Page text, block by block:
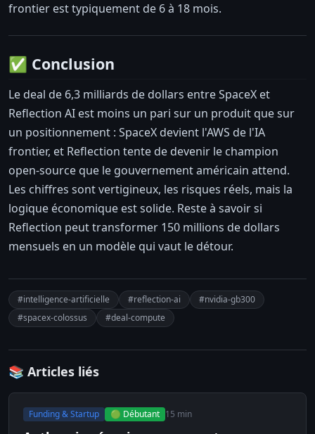
frontier est typiquement de 6 à 18 mois.
✅ Conclusion
Le deal de 6,3 milliards de dollars entre SpaceX et
Reflection AI est moins un pari sur un produit que sur
un positionnement : SpaceX devient l'AWS de l'IA
frontier, et Reflection tente de devenir le champion
open-source que le gouvernement américain attend.
Les chiffres sont vertigineux, les risques réels, mais la
logique économique est solide. Reste à savoir si
Reflection peut transformer 150 millions de dollars
mensuels en un modèle qui vaut le détour.
#intelligence-artificielle #reflection-ai
#nvidia-gb300
#spacex-colossus
#deal-compute
📚 Articles liés
Funding & Startup 🟢 Débutant 15 min